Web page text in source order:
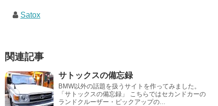
Satox
関連記事
サトックスの備忘録
BMW以外の話題を扱うサイトを作ってみました。
「サトックスの備忘録」 こちらではセカンドカーの
ランドクルーザー・ピックアップの...